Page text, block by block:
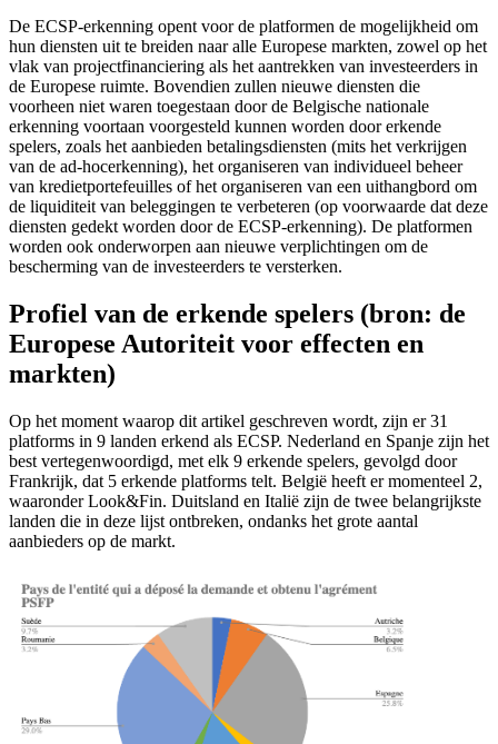
De ECSP-erkenning opent voor de platformen de mogelijkheid om
hun diensten uit te breiden naar alle Europese markten, zowel op het
vlak van projectfinanciering als het aantrekken van investeerders in
de Europese ruimte. Bovendien zullen nieuwe diensten die
voorheen niet waren toegestaan door de Belgische nationale
erkenning voortaan voorgesteld kunnen worden door erkende
spelers, zoals het aanbieden betalingsdiensten (mits het verkrijgen
van de ad-hocerkenning), het organiseren van individueel beheer
van kredietportefeuilles of het organiseren van een uithangbord om
de liquiditeit van beleggingen te verbeteren (op voorwaarde dat deze
diensten gedekt worden door de ECSP-erkenning). De platformen
worden ook onderworpen aan nieuwe verplichtingen om de
bescherming van de investeerders te versterken.
Profiel van de erkende spelers (bron: de
Europese Autoriteit voor effecten en
markten)
Op het moment waarop dit artikel geschreven wordt, zijn er 31
platforms in 9 landen erkend als ECSP. Nederland en Spanje zijn het
best vertegenwoordigd, met elk 9 erkende spelers, gevolgd door
Frankrijk, dat 5 erkende platforms telt. België heeft er momenteel 2,
waaronder Look&Fin. Duitsland en Italië zijn de twee belangrijkste
landen die in deze lijst ontbreken, ondanks het grote aantal
aanbieders op de markt.